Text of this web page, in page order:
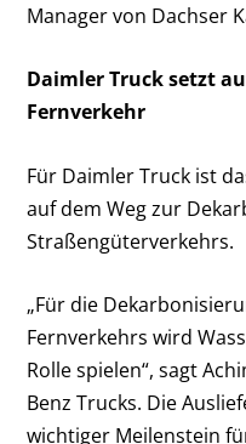
Manager von Dachser
Daimler Truck setzt
Fernverkehr
Für Daimler Truck ist
auf dem Weg zur
Straßengüterverkehrs.
„Für die
Fernverkehrs wird
Rolle spielen“, sagt
Benz Trucks. Die
wichtiger Meilenstein